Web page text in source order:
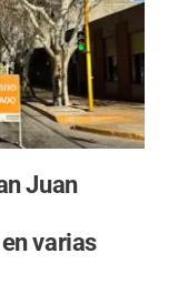
Juan
varias